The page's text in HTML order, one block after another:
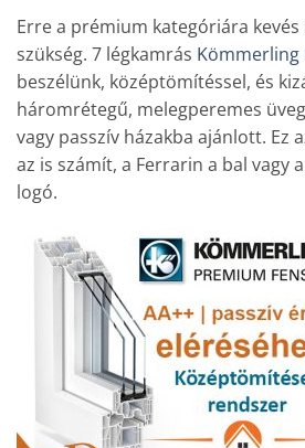
Erre a prémium kategóriára
szükség. 7 légkamrás
beszélünk, középtömítéssel, és
háromrétegű, melegperemes
vagy passzív házakba ajánlott. Ez
az is számít, a Ferrarin a bal vagy
logó.